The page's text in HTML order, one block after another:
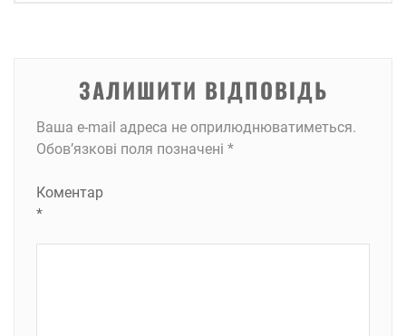
ЗАЛИШИТИ ВІДПОВІДЬ
Ваша e-mail адреса не оприлюднюватиметься.
Обов’язкові поля позначені *
Коментар
*